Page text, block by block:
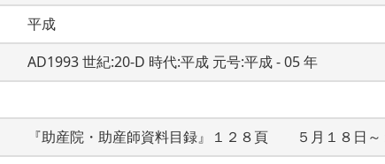
平成
AD1993 世紀:20-D 時代:平成 元号:平成 - 05 年
『助産院・助産師資料目録』１２８頁　　５月１８日